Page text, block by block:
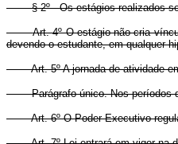
§ 2º - Os estágios realizados
Art. 4º O estágio não cria
devendo o estudante, em qualquer
Art. 5º A jornada de atividade
Parágrafo único. Nos períodos de
Art. 6º O Poder Executivo